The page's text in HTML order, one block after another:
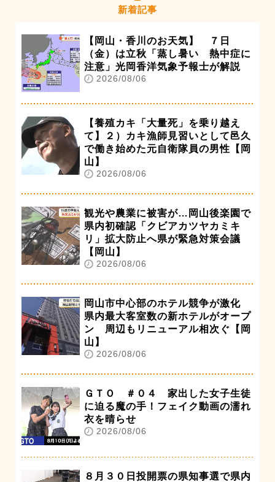
新着記事
【岡山・香川のお天気】 ７日
（金）は立秋「蒸し暑い 熱中症に
注意」光岡香洋気象予報士が解説
2026/08/06
【養殖カキ「大量死」を乗り越え
て】２）カキ漁師見習いとして邑久
で働き始めた元自衛隊員の男性【岡
山】
2026/08/06
観光や農業に被害が…岡山後楽園で
県内初確認「クビアカツヤカミキ
リ」拡大防止へ県が緊急対策会議
【岡山】
2026/08/06
岡山市中心部のホテル競争が激化
県内最大客室数の新ホテルがオープ
ン 周辺もリニューアル相次ぐ【岡
山】
2026/08/06
ＧＴＯ ＃０４ 家出した女子生徒
に迫る魔の手！フェイク動画の濡れ
衣を晴らせ
2026/08/06
８月３０日投開票の県知事選で県内